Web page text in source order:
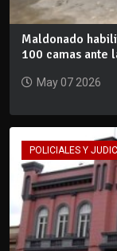
Maldonado
100 camas ante
May 07 2026
POLICIALES Y